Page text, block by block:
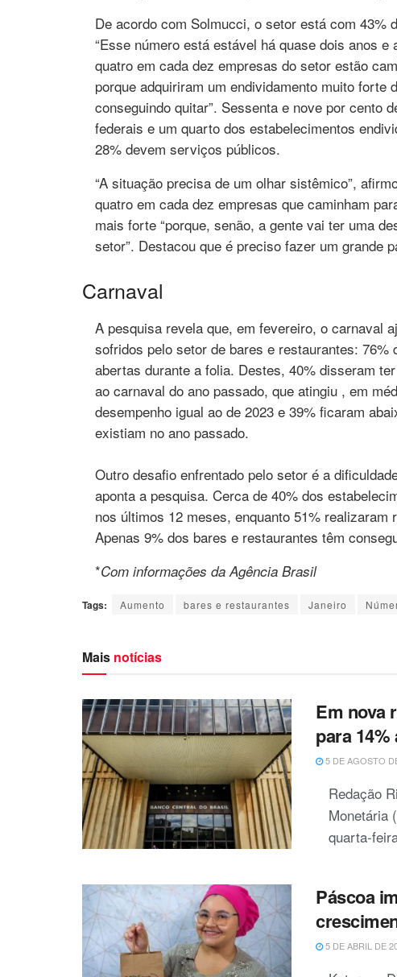
De acordo com Solmucci, o setor está com 43%
“Esse número está estável há quase dois anos
quatro em cada dez empresas do setor estão
porque adquiriram um endividamento muito forte
conseguindo quitar”. Sessenta e nove por cento
federais e um quarto dos estabelecimentos
28% devem serviços públicos.
“A situação precisa de um olhar sistêmico”,
quatro em cada dez empresas que caminham
mais forte “porque, senão, a gente vai ter uma
setor”. Destacou que é preciso fazer um grande
Carnaval
A pesquisa revela que, em fevereiro, o carnaval
sofridos pelo setor de bares e restaurantes:
abertas durante a folia. Destes, 40% disseram
ao carnaval do ano passado, que atingiu , em
desempenho igual ao de 2023 e 39% ficaram
existiam no ano passado.
Outro desafio enfrentado pelo setor é a
aponta a pesquisa. Cerca de 40% dos
nos últimos 12 meses, enquanto 51%
Apenas 9% dos bares e restaurantes têm
*Com informações da Agência Brasil
Tags: Aumento bares e restaurantes Janeiro
Mais notícias
Em nova
para 14%
5 DE AGOSTO
Redação
Monetária
quarta-
Páscoa
5 DE ABRIL DE